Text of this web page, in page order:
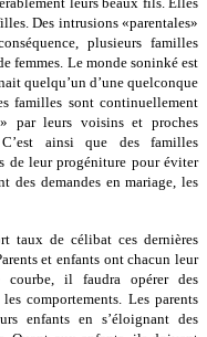
Des intrusions «parentales»
plusieurs familles
femmes. Le monde soninké est
quelqu’un d’une quelconque
familles sont continuellement
» par leurs voisins et proches
ainsi que des familles
de leur progéniture pour éviter
des demandes en mariage, les
taux de célibat ces dernières
et enfants ont chacun leur
courbe, il faudra opérer des
comportements. Les parents
enfants en s’éloignant des